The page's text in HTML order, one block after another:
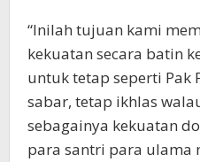
“Inilah tujuan kami
kekuatan secara batin
untuk tetap seperti Pak
sabar, tetap ikhlas
sebagainya kekuatan
para santri para ulama